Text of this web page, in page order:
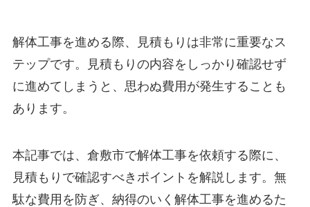
解体工事を進める際、見積もりは非常に重要なス
テップです。見積もりの内容をしっかり確認せず
に進めてしまうと、思わぬ費用が発生することも
あります。
本記事では、倉敷市で解体工事を依頼する際に、
見積もりで確認すべきポイントを解説します。無
駄な費用を防ぎ、納得のいく解体工事を進めるた